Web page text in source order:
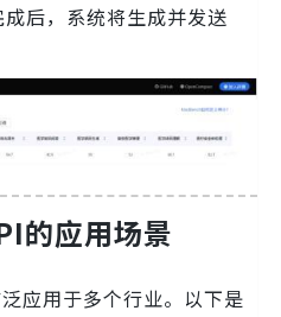
成后，系统将生成并发送
的应用场景
应用于多个行业。以下是